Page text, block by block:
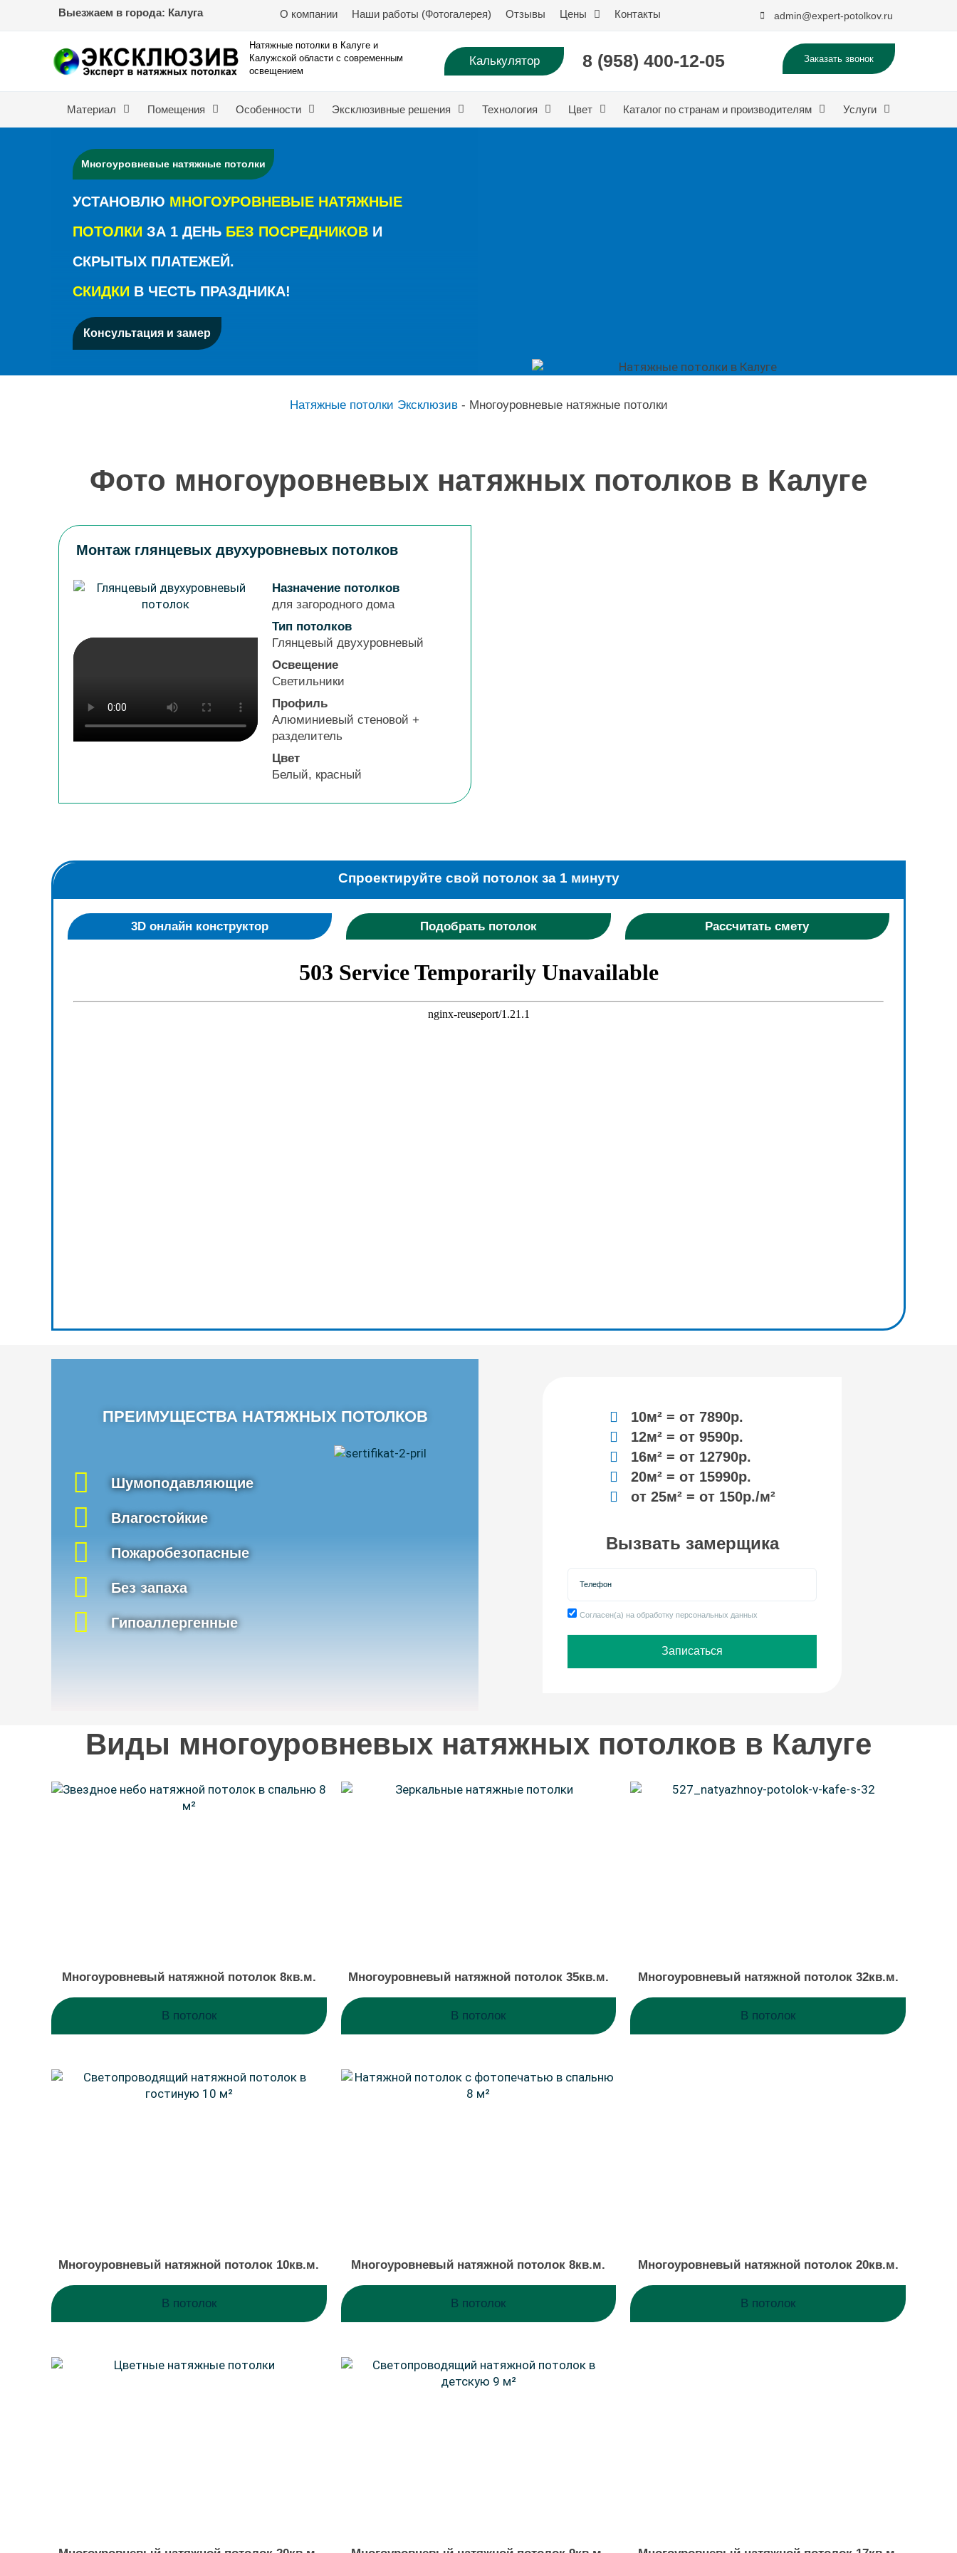
Выезжаем в города: Калуга О компании Наши работы (Фотогалерея) Отзывы Цены Контакты admin@expert-potolkov.ru
Натяжные потолки в Калуге и
Калужской области с современным
освещением
Калькулятор 8 (958) 400-12-05 Заказать звонок
Материал Помещения Особенности Эксклюзивные решения Технология Цвет Каталог по странам и производителям Услуги
Многоуровневые натяжные потолки
УСТАНОВЛЮ МНОГОУРОВНЕВЫЕ НАТЯЖНЫЕ
ПОТОЛКИ ЗА 1 ДЕНЬ БЕЗ ПОСРЕДНИКОВ И
СКРЫТЫХ ПЛАТЕЖЕЙ.
СКИДКИ В ЧЕСТЬ ПРАЗДНИКА!
Консультация и замер
Натяжные потолки Эксклюзив- Многоуровневые натяжные потолки
Фото многоуровневых натяжных потолков в Калуге
Монтаж глянцевых двухуровневых потолков
Назначение потолков
для загородного дома
Тип потолков
Глянцевый двухуровневый
Освещение
Светильники
Профиль
Алюминиевый стеновой +
разделитель
Цвет
Белый, красный
Спроектируйте свой потолок за 1 минуту
3D онлайн конструктор Подобрать потолок Рассчитать смету
ПРЕИМУЩЕСТВА НАТЯЖНЫХ ПОТОЛКОВ
Шумоподавляющие
Влагостойкие
Пожаробезопасные
Без запаха
Гипоаллергенные
10м² = от 7890р.
12м² = от 9590р.
16м² = от 12790р.
20м² = от 15990р.
от 25м² = от 150р./м²
Вызвать замерщика
Согласен(а) на обработку персональных данных
Записаться
Виды многоуровневых натяжных потолков в Калуге
Многоуровневый натяжной потолок 8кв.м.
В потолок
Многоуровневый натяжной потолок 35кв.м.
В потолок
Многоуровневый натяжной потолок 32кв.м.
В потолок
Многоуровневый натяжной потолок 10кв.м.
В потолок
Многоуровневый натяжной потолок 8кв.м.
В потолок
Многоуровневый натяжной потолок 20кв.м.
В потолок